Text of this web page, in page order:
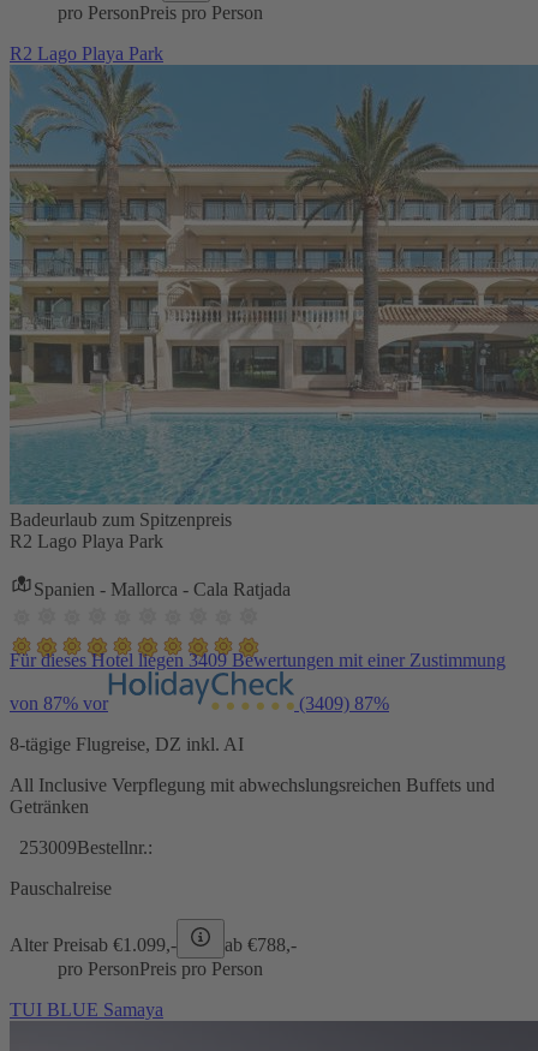
pro PersonPreis pro Person
R2 Lago Playa Park
Badeurlaub zum Spitzenpreis
R2 Lago Playa Park
Spanien - Mallorca - Cala Ratjada
Für dieses Hotel liegen 3409 Bewertungen mit einer Zustimmung
von 87% vor (3409) 87%
8-tägige Flugreise, DZ inkl. AI
All Inclusive Verpflegung mit abwechslungsreichen Buffets und
Getränken
253009Bestellnr.:
Pauschalreise
Alter Preisab €1.099,- ab €788,-
pro PersonPreis pro Person
TUI BLUE Samaya